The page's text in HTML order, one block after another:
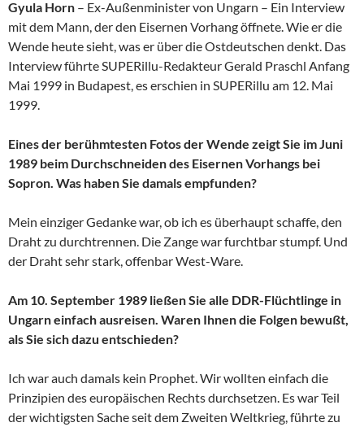
Gyula Horn – Ex-Außenminister von Ungarn – Ein Interview
mit dem Mann, der den Eisernen Vorhang öffnete. Wie er die
Wende heute sieht, was er über die Ostdeutschen denkt. Das
Interview führte SUPERillu-Redakteur Gerald Praschl Anfang
Mai 1999 in Budapest, es erschien in SUPERillu am 12. Mai
1999.
Eines der berühmtesten Fotos der Wende zeigt Sie im Juni
1989 beim Durchschneiden des Eisernen Vorhangs bei
Sopron. Was haben Sie damals empfunden?
Mein einziger Gedanke war, ob ich es überhaupt schaffe, den
Draht zu durchtrennen. Die Zange war furchtbar stumpf. Und
der Draht sehr stark, offenbar West-Ware.
Am 10. September 1989 ließen Sie alle DDR-Flüchtlinge in
Ungarn einfach ausreisen. Waren Ihnen die Folgen bewußt,
als Sie sich dazu entschieden?
Ich war auch damals kein Prophet. Wir wollten einfach die
Prinzipien des europäischen Rechts durchsetzen. Es war Teil
der wichtigsten Sache seit dem Zweiten Weltkrieg, führte zu